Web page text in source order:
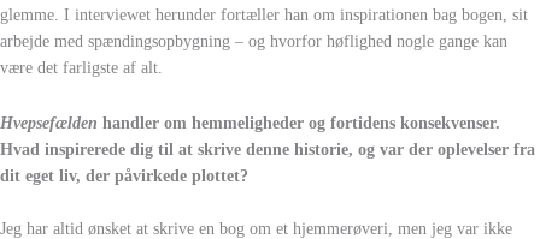
glemme. I interviewet herunder fortæller han om inspirationen bag bogen, sit
arbejde med spændingsopbygning – og hvorfor høflighed nogle gange kan
være det farligste af alt.
Hvepsefælden handler om hemmeligheder og fortidens konsekvenser.
Hvad inspirerede dig til at skrive denne historie, og var der oplevelser fra
dit eget liv, der påvirkede plottet?
Jeg har altid ønsket at skrive en bog om et hjemmerøveri, men jeg var ikke